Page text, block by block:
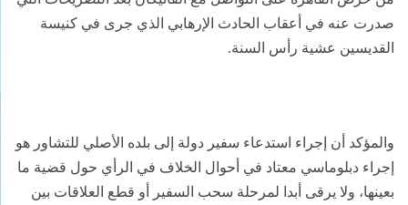
صدرت عنه في أعقاب الحادث الإرهابي الذي جرى في كنيسة
القديسين عشية رأس السنة.
والمؤكد أن إجراء استدعاء سفير دولة إلى بلده الأصلي للتشاور هو
إجراء دبلوماسي معتاد في أحوال الخلاف في الرأي حول قضية ما
بعينها، ولا يرقى أبدا لمرحلة سحب السفير أو قطع العلاقات بين